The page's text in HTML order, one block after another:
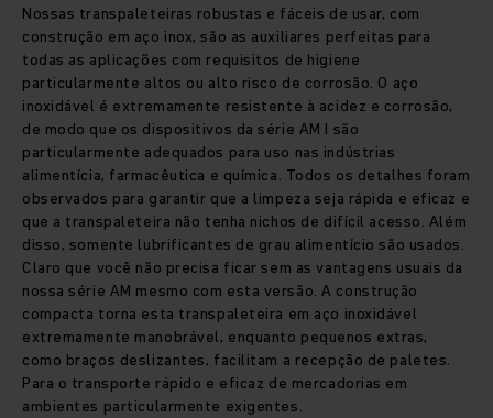
Nossas transpaleteiras robustas e fáceis de usar, com
construção em aço inox, são as auxiliares perfeitas para
todas as aplicações com requisitos de higiene
particularmente altos ou alto risco de corrosão. O aço
inoxidável é extremamente resistente à acidez e corrosão,
de modo que os dispositivos da série AM I são
particularmente adequados para uso nas indústrias
alimentícia, farmacêutica e química. Todos os detalhes foram
observados para garantir que a limpeza seja rápida e eficaz e
que a transpaleteira não tenha nichos de difícil acesso. Além
disso, somente lubrificantes de grau alimentício são usados.
Claro que você não precisa ficar sem as vantagens usuais da
nossa série AM mesmo com esta versão. A construção
compacta torna esta transpaleteira em aço inoxidável
extremamente manobrável, enquanto pequenos extras,
como braços deslizantes, facilitam a recepção de paletes.
Para o transporte rápido e eficaz de mercadorias em
ambientes particularmente exigentes.